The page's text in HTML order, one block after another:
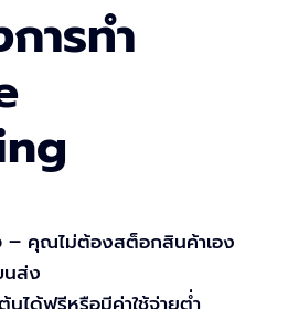
ารทำ
– คุณไม่ต้องสต็อกสินค้าเอง
นส่ง
นได้ฟรีหรือมีค่าใช้จ่ายต่ำ